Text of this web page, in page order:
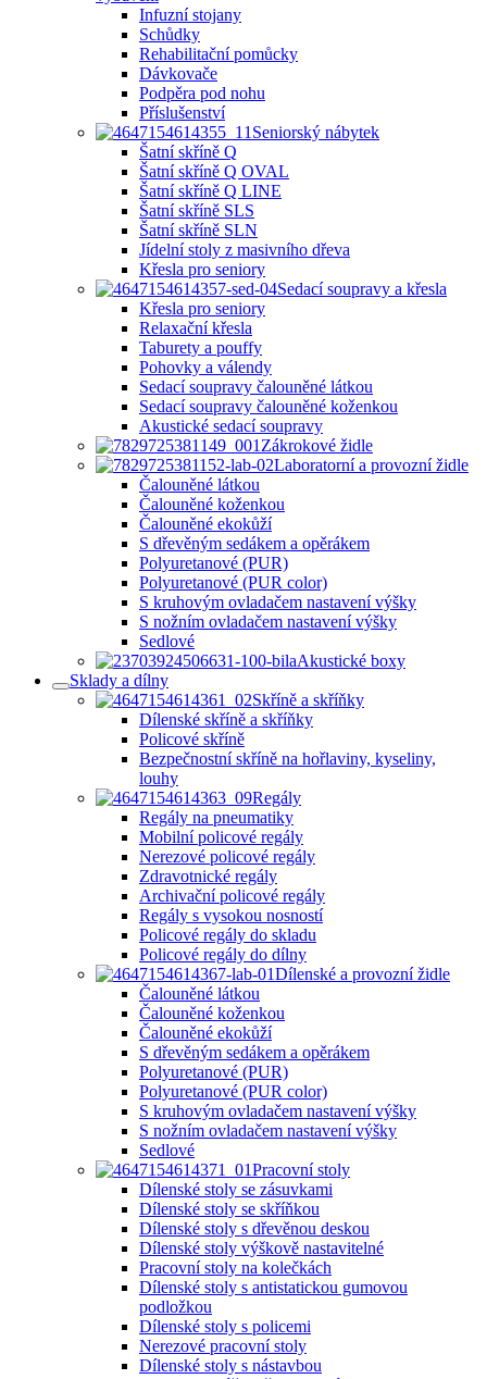
Infuzní stojany
Schůdky
Rehabilitační pomůcky
Dávkovače
Podpěra pod nohu
Příslušenství
Seniorský nábytek
Šatní skříně Q
Šatní skříně Q OVAL
Šatní skříně Q LINE
Šatní skříně SLS
Šatní skříně SLN
Jídelní stoly z masivního dřeva
Křesla pro seniory
Sedací soupravy a křesla
Křesla pro seniory
Relaxační křesla
Taburety a pouffy
Pohovky a válendy
Sedací soupravy čalouněné látkou
Sedací soupravy čalouněné koženkou
Akustické sedací soupravy
Zákrokové židle
Laboratorní a provozní židle
Čalouněné látkou
Čalouněné koženkou
Čalouněné ekokůží
S dřevěným sedákem a opěrákem
Polyuretanové (PUR)
Polyuretanové (PUR color)
S kruhovým ovladačem nastavení výšky
S nožním ovladačem nastavení výšky
Sedlové
Akustické boxy
Sklady a dílny
Skříně a skříňky
Dílenské skříně a skříňky
Policové skříně
Bezpečnostní skříně na hořlaviny, kyseliny,
louhy
Regály
Regály na pneumatiky
Mobilní policové regály
Nerezové policové regály
Zdravotnické regály
Archivační policové regály
Regály s vysokou nosností
Policové regály do skladu
Policové regály do dílny
Dílenské a provozní židle
Čalouněné látkou
Čalouněné koženkou
Čalouněné ekokůží
S dřevěným sedákem a opěrákem
Polyuretanové (PUR)
Polyuretanové (PUR color)
S kruhovým ovladačem nastavení výšky
S nožním ovladačem nastavení výšky
Sedlové
Pracovní stoly
Dílenské stoly se zásuvkami
Dílenské stoly se skříňkou
Dílenské stoly s dřevěnou deskou
Dílenské stoly výškově nastavitelné
Pracovní stoly na kolečkách
Dílenské stoly s antistatickou gumovou
podložkou
Dílenské stoly s policemi
Nerezové pracovní stoly
Dílenské stoly s nástavbou